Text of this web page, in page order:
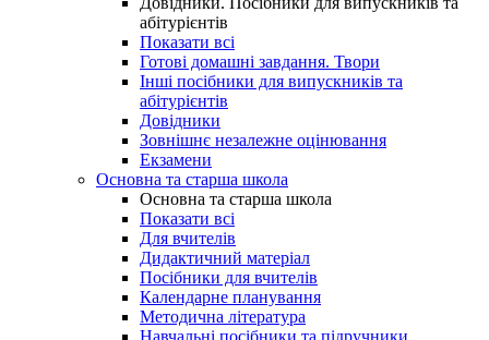
абітурієнтів
Показати всі
Готові домашні завдання. Твори
Інші посібники для випускників та
абітурієнтів
Довідники
Зовнішнє незалежне оцінювання
Екзамени
Основна та старша школа
Основна та старша школа
Показати всі
Для вчителів
Дидактичний матеріал
Посібники для вчителів
Календарне планування
Методична література
Навчальні посібники та підручники